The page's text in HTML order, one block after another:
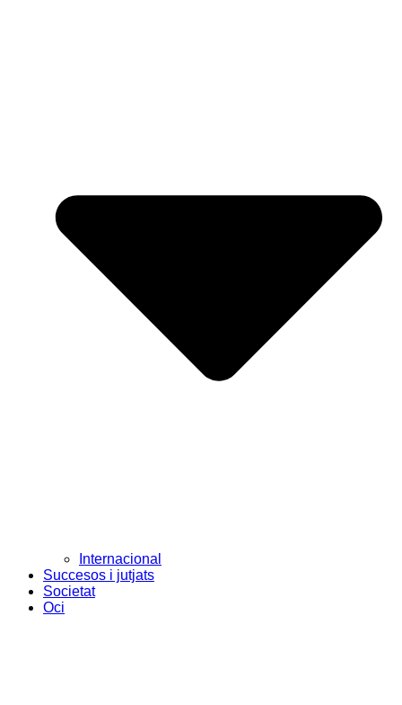
Internacional
Succesos i jutjats
Societat
Oci